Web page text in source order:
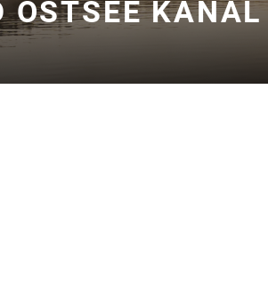
OSTSEE KANAL